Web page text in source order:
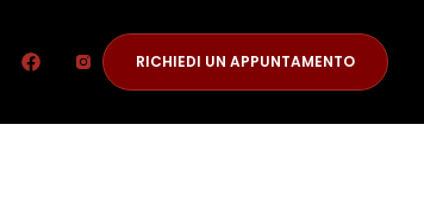
RICHIEDI UN APPUNTAMENTO